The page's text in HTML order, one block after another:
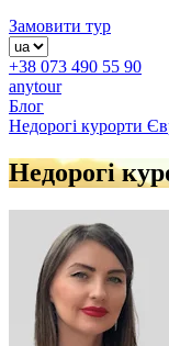
Замовити тур
+38 073 490 55 90
anytour
Блог
Недорогі курорти
Недорогі